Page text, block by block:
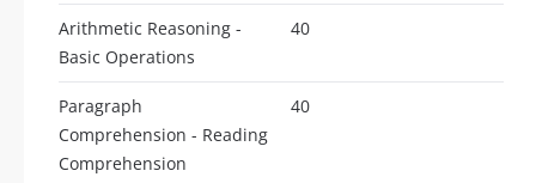
Arithmetic Reasoning -
Basic Operations
40
Paragraph
Comprehension - Reading
Comprehension
40